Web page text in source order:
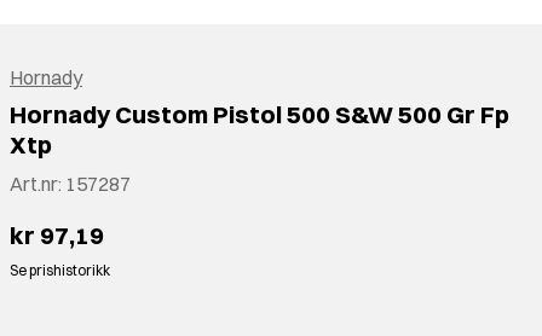
Hornady
Hornady Custom Pistol 500 S&W 500 Gr Fp
Xtp
Art.nr: 157287
kr 97,19
Se prishistorikk